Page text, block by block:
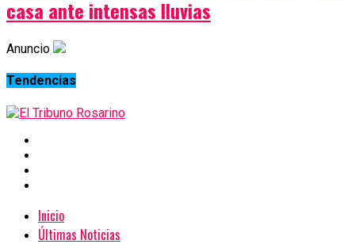
casa ante intensas lluvias
Anuncio
Tendencias
Inicio
Últimas Noticias